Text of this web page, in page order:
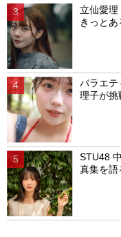
立仙愛
きっと
バラエテ
理子が挑
STU48
真集を語